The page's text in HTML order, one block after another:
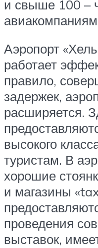
и свыше 100 –
Аэропорт
работает
правило,
задержек,
расширяется.
высокого
туристам. В
хорошие
и магазины
проведения
выставок,